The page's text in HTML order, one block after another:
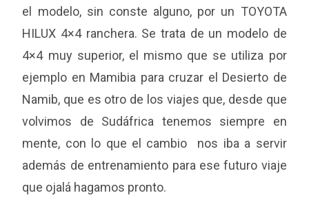
el modelo, sin conste alguno, por un TOYOTA
HILUX 4×4 ranchera. Se trata de un modelo de
4×4 muy superior, el mismo que se utiliza por
ejemplo en Mamibia para cruzar el Desierto de
Namib, que es otro de los viajes que, desde que
volvimos de Sudáfrica tenemos siempre en
mente, con lo que el cambio nos iba a servir
además de entrenamiento para ese futuro viaje
que ojalá hagamos pronto.